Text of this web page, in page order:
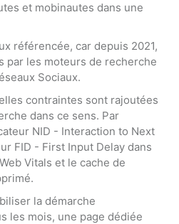
et mobinautes dans une
référencée, car depuis 2021,
par les moteurs de recherche
Sociaux.
contraintes sont rajoutées
dans ce sens. Par
NID - Interaction to Next
FID - First Input Delay dans
Vitals et le cache de
la démarche
les mois, une page dédiée